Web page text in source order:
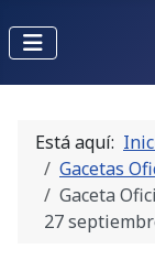
Está aquí:
Gacetas
Gaceta
27